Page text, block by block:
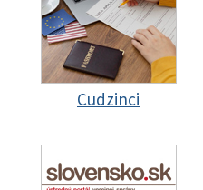
Cudzinci